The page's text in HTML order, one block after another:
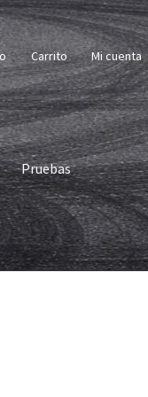
Carrito Mi cuenta
Pruebas